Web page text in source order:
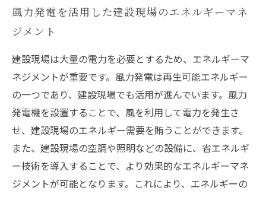
風力発電を活用した建設現場のエネルギーマネ
ジメント
建設現場は大量の電力を必要とするため、エネルギーマ
ネジメントが重要です。風力発電は再生可能エネルギー
の一つであり、建設現場でも活用が進んでいます。風力
発電機を設置することで、風を利用して電力を発生さ
せ、建設現場のエネルギー需要を賄うことができます。
また、建設現場の空調や照明などの設備に、省エネルギ
ー技術を導入することで、より効果的なエネルギーマネ
ジメントが可能となります。これにより、エネルギーの